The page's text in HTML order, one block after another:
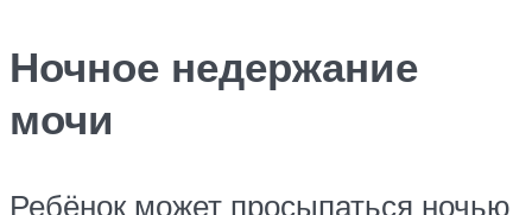
Ночное недержание
мочи
Ребёнок может просыпаться ночью